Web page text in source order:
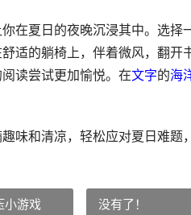
在夏日的夜晚沉浸其中。选择
适的躺椅上，伴着微风，翻开
读尝试更加愉悦。在文字的海
味和清凉，轻松应对夏日难题
小游戏 没有了！